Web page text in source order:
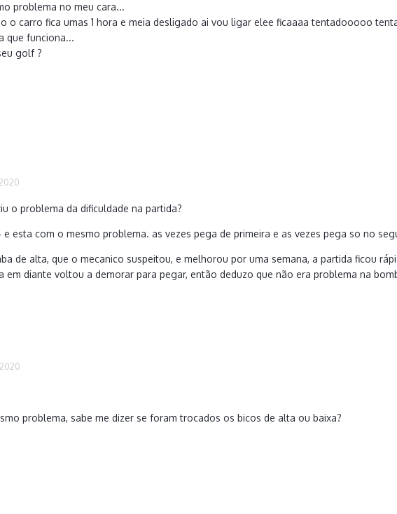
problema no meu cara...
o carro fica umas 1 hora e meia desligado ai vou ligar elee ficaaaa tentadooooo
que funciona...
golf ?
o problema da dificuldade na partida?
e esta com o mesmo problema. as vezes pega de primeira e as vezes pega so no
de alta, que o mecanico suspeitou, e melhorou por uma semana, a partida ficou
em diante voltou a demorar para pegar, então deduzo que não era problema na
problema, sabe me dizer se foram trocados os bicos de alta ou baixa?